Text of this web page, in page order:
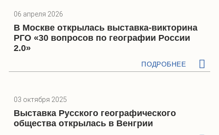
06 апреля 2026
В Москве открылась выставка-викторина
РГО «30 вопросов по географии России
2.0»
ПОДРОБНЕЕ
03 октября 2025
Выставка Русского географического
общества открылась в Венгрии